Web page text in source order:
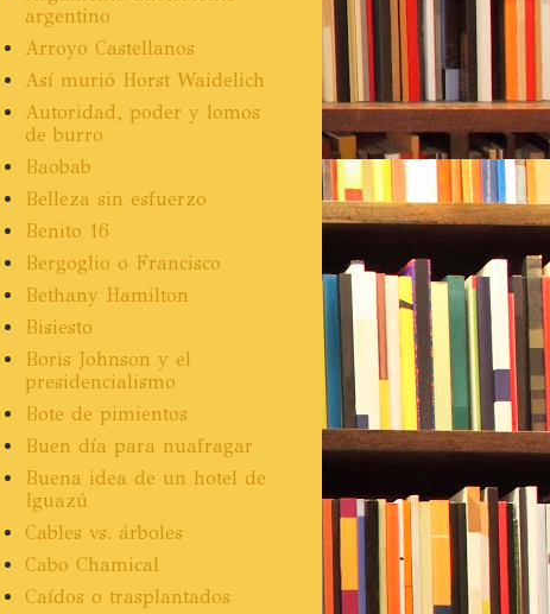
argentino
Arroyo Castellanos
Así murió Horst Waidelich
Autoridad, poder y lomos
de burro
Baobab
Belleza sin esfuerzo
Benito 16
Bergoglio o Francisco
Bethany Hamilton
Bisiesto
Boris Johnson y el
presidencialismo
Bote de pimientos
Buen día para nuafragar
Buena idea de un hotel de
Iguazú
Cables vs. árboles
Cabo Chamical
Caídos o trasplantados